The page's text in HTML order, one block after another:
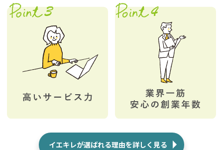
イエキレが選ばれる理由を詳しく見る